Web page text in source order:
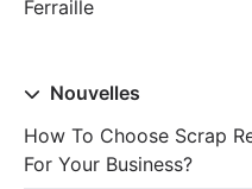
Ferraille
Nouvelles
How To Choose Scrap
For Your Business?